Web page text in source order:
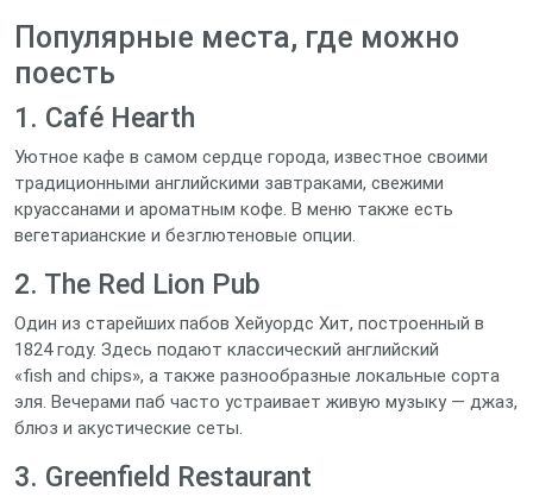
Популярные места, где можно
поесть
1. Café Hearth
Уютное кафе в самом сердце города, известное своими
традиционными английскими завтраками, свежими
круассанами и ароматным кофе. В меню также есть
вегетарианские и безглютеновые опции.
2. The Red Lion Pub
Один из старейших пабов Хейуордс Хит, построенный в
1824 году. Здесь подают классический английский
«fish and chips», а также разнообразные локальные сорта
эля. Вечерами паб часто устраивает живую музыку — джаз,
блюз и акустические сеты.
3. Greenfield Restaurant